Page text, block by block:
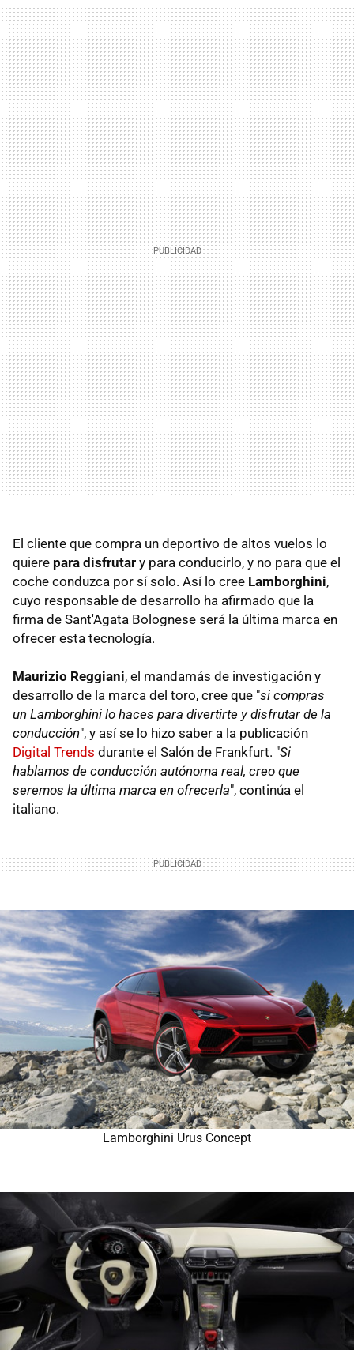
El cliente que compra un deportivo de altos vuelos lo
quiere para disfrutar y para conducirlo, y no para que el
coche conduzca por sí solo. Así lo cree Lamborghini,
cuyo responsable de desarrollo ha afirmado que la
firma de Sant'Agata Bolognese será la última marca en
ofrecer esta tecnología.
Maurizio Reggiani, el mandamás de investigación y
desarrollo de la marca del toro, cree que "si compras
un Lamborghini lo haces para divertirte y disfrutar de la
conducción", y así se lo hizo saber a la publicación
Digital Trends durante el Salón de Frankfurt. "Si
hablamos de conducción autónoma real, creo que
seremos la última marca en ofrecerla", continúa el
italiano.
Lamborghini Urus Concept